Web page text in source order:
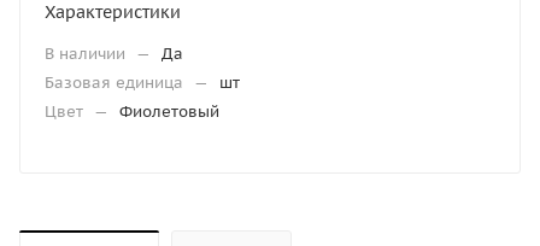
Характеристики
В наличии —
Да
Базовая единица
—
шт
Цвет — Фиолетовый